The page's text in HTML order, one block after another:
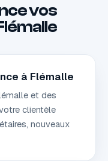
vos
à Flémalle
et des
clientèle
nouveaux